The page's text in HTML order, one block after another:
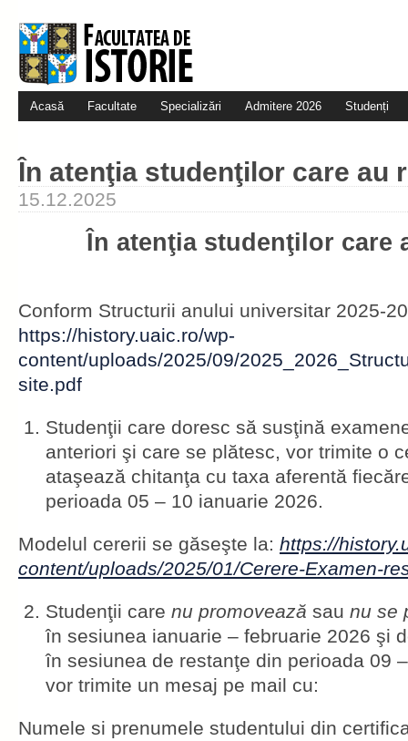
Acasă Facultate Specializări Admitere 2026 Studenți
În atenţia studenţilor care au
15.12.2025
În atenţia studenţilor care
Conform Structurii anului universitar 2025-
https://history.uaic.ro/wp-
content/uploads/2025/09/
site.pdf
Studenţii care doresc să susţină
anteriori şi care se plătesc, vor trimite o
ataşează chitanţa cu taxa aferentă
perioada 05 – 10 ianuarie 2026.
Modelul cererii se găseşte la: https://
content/uploads/2025/01/Cerere-Examen-
Studenţii care nu promovează sau nu se
în sesiunea ianuarie – februarie 2026 şi
în sesiunea de restanţe din perioada 09
vor trimite un mesaj pe mail cu:
Numele si prenumele studentului din